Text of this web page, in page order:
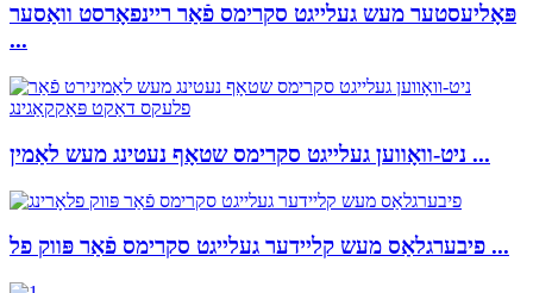
פּאָליעסטער מעש געלייגט סקרימס פֿאַר ריינפאָרסט וואַסער
...
ניט-וואָווען געלייגט סקרימס שטאָף נעטינג מעש לאַמין ...
פיבערגלאַס מעש קליידער געלייגט סקרימס פֿאַר פּווק פל ...